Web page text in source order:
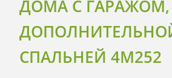
ДОМА С ГАРАЖОМ,
СПАЛЬНЕЙ 4M252